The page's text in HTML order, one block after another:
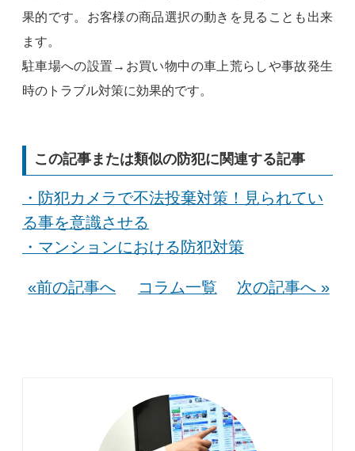
果的です。お客様の商品選択の動きを見ることも出来
ます。
駐車場への設置→お買い物中の車上荒らしや事故発生
時のトラブル対策に効果的です。
この記事または類似の防犯に関連する記事
・防犯カメラで不法投棄対策！見られてい
る事を意識させる
・マンションにおける防犯対策
«前の記事へ コラム一覧 次の記事へ »